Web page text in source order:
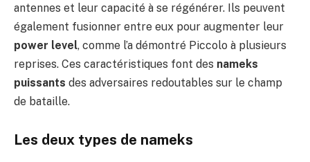
antennes et leur capacité à se régénérer. Ils peuvent
également fusionner entre eux pour augmenter leur
power level, comme l’a démontré Piccolo à plusieurs
reprises. Ces caractéristiques font des nameks
puissants des adversaires redoutables sur le champ
de bataille.
Les deux types de nameks